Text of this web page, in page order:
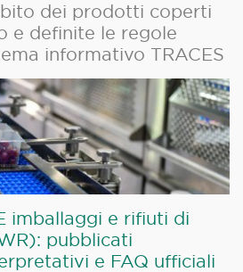
dei prodotti coperti
e definite le regole
informativo TRACES
imballaggi e rifiuti di
pubblicati
e FAQ ufficiali